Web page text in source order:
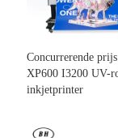
Concurrerende
XP600 I3200 UV-
inkjetprinter